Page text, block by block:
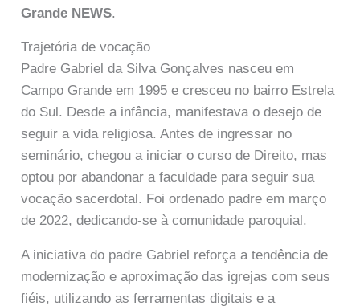
Grande NEWS.
Trajetória de vocação
Padre Gabriel da Silva Gonçalves nasceu em
Campo Grande em 1995 e cresceu no bairro Estrela
do Sul. Desde a infância, manifestava o desejo de
seguir a vida religiosa. Antes de ingressar no
seminário, chegou a iniciar o curso de Direito, mas
optou por abandonar a faculdade para seguir sua
vocação sacerdotal. Foi ordenado padre em março
de 2022, dedicando-se à comunidade paroquial.
A iniciativa do padre Gabriel reforça a tendência de
modernização e aproximação das igrejas com seus
fiéis, utilizando as ferramentas digitais e a